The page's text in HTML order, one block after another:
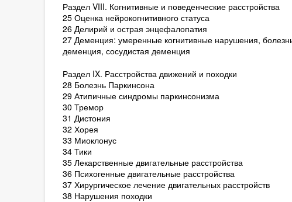
Раздел VIII. Когнитивные и поведенческие расстройства
25 Оценка нейрокогнитивного статуса
26 Делирий и острая энцефалопатия
27 Деменция: умеренные когнитивные нарушения,
деменция, сосудистая деменция
Раздел IX. Расстройства движений и походки
28 Болезнь Паркинсона
29 Атипичные синдромы паркинсонизма
30 Тремор
31 Дистония
32 Хорея
33 Миоклонус
34 Тики
35 Лекарственные двигательные расстройства
36 Психогенные двигательные расстройства
37 Хирургическое лечение двигательных расстройств
38 Нарушения походки